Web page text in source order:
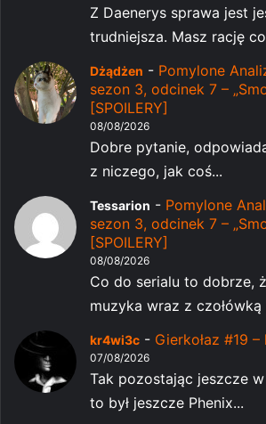
Z Daenerys sprawa jest
trudniejsza. Masz rację
Dżądżen - Pomylone
sezon 3, odcinek 7 –
[SPOILERY]
08/08/2026
Dobre pytanie,
z niczego, jak coś...
Tessarion - Pomylone
sezon 3, odcinek 7 –
[SPOILERY]
08/08/2026
Co do serialu to dobrze,
muzyka wraz z czołówką
kr4wi3c - Gierkołaz #19
07/08/2026
Tak pozostając jeszcze
to był jeszcze Phenix...